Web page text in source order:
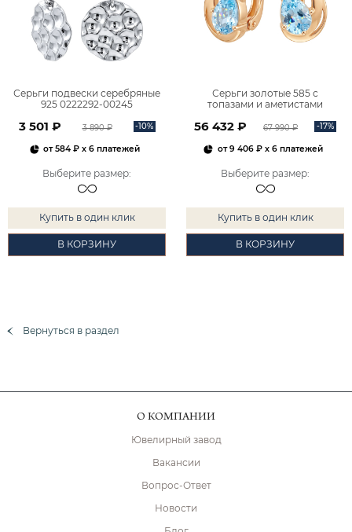
Серьги подвески серебряные
925 0222292-00245
3 501 ₽ 3 890 ₽ -10%
от584 ₽ x 6 платежей
Выберите размер:
Купить в один клик
В КОРЗИНУ
Серьги золотые 585 с
топазами и аметистами
56 432 ₽ 67 990 ₽ -17%
от9 406 ₽x 6 платежей
Выберите размер:
Купить в один клик
В КОРЗИНУ
Вернуться в раздел
О КОМПАНИИ
Ювелирный завод
Вакансии
Вопрос-Ответ
Новости